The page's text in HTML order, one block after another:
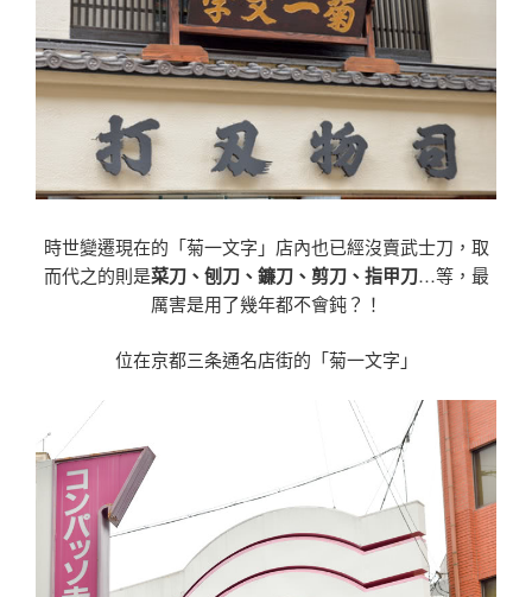
時世變遷現在的「菊一文字」店內也已經沒賣武士刀，取
而代之的則是菜刀、刨刀、鐮刀、剪刀、指甲刀…等，最
厲害是用了幾年都不會鈍？！
位在京都三条通名店街的「菊一文字」